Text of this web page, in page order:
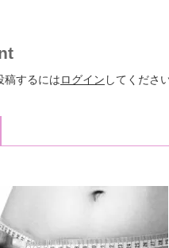
稿するにはログイン してください